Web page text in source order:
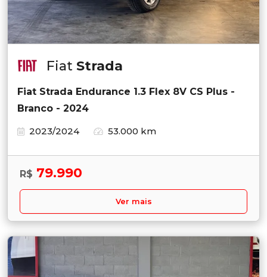
Fiat Strada
Fiat Strada Endurance 1.3 Flex 8V CS Plus -
Branco - 2024
2023/2024
53.000 km
R$ 79.990
Ver mais